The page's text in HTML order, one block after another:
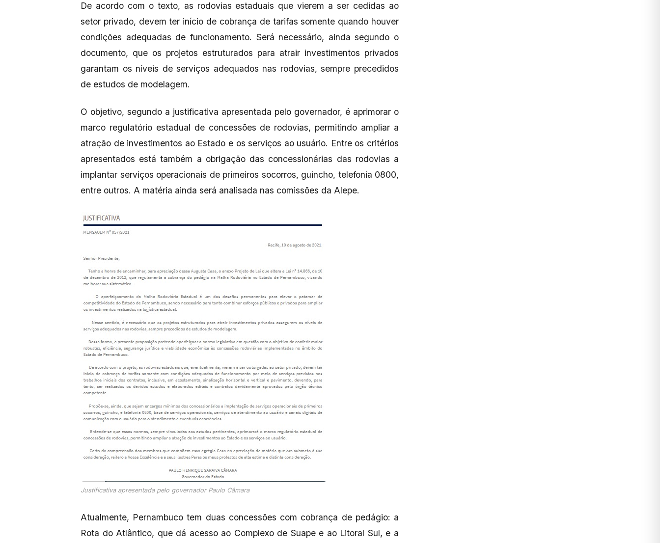
De acordo com o texto, as rodovias estaduais que vierem a ser cedidas ao
setor privado, devem ter início de cobrança de tarifas somente quando houver
condições adequadas de funcionamento. Será necessário, ainda segundo o
documento, que os projetos estruturados para atrair investimentos privados
garantam os níveis de serviços adequados nas rodovias, sempre precedidos
de estudos de modelagem.
O objetivo, segundo a justificativa apresentada pelo governador, é aprimorar o
marco regulatório estadual de concessões de rodovias, permitindo ampliar a
atração de investimentos ao Estado e os serviços ao usuário. Entre os critérios
apresentados está também a obrigação das concessionárias das rodovias a
implantar serviços operacionais de primeiros socorros, guincho, telefonia 0800,
entre outros. A matéria ainda será analisada nas comissões da Alepe.
Justificativa apresentada pelo governador Paulo Câmara
Atualmente, Pernambuco tem duas concessões com cobrança de pedágio: a
Rota do Atlântico, que dá acesso ao Complexo de Suape e ao Litoral Sul, e a